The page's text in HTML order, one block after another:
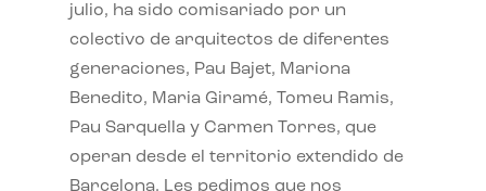
julio, ha sido comisariado por un
colectivo de arquitectos de diferentes
generaciones, Pau Bajet, Mariona
Benedito, Maria Giramé, Tomeu Ramis,
Pau Sarquella y Carmen Torres, que
operan desde el territorio extendido de
Barcelona. Les pedimos que nos